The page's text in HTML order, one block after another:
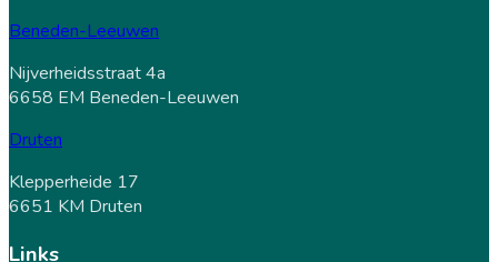
Beneden-Leeuwen
Nijverheidsstraat 4a
6658 EM Beneden-Leeuwen
Druten
Klepperheide 17
6651 KM Druten
Links